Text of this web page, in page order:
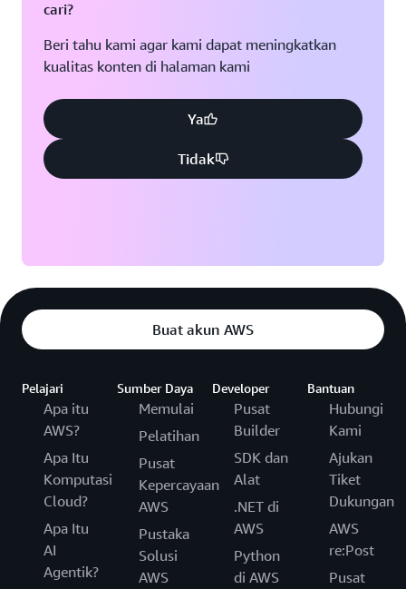
cari?
Beri tahu kami agar kami dapat meningkatkan
kualitas konten di halaman kami
Ya
Tidak
Buat akun AWS
Pelajari
Apa itu
AWS?
Apa Itu
Komputasi
Cloud?
Apa Itu
AI
Agentik?
Sumber Daya
Memulai
Pelatihan
Pusat
Kepercayaan
AWS
Pustaka
Solusi
AWS
Developer
Pusat
Builder
SDK dan
Alat
.NET di
AWS
Python
di AWS
Bantuan
Hubungi
Kami
Ajukan
Tiket
Dukungan
AWS
re:Post
Pusat